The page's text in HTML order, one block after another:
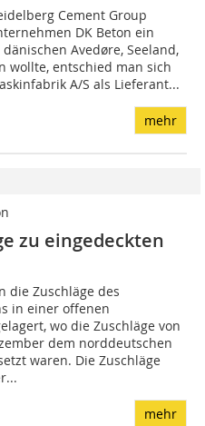
Cement Group
DK Beton ein
Avedøre, Seeland,
wollte, entschied man sich
A/S als Lieferant...
mehr
zu eingedeckten
die Zuschläge des
in einer offenen
wo die Zuschläge von
dem norddeutschen
waren. Die Zuschläge
mehr